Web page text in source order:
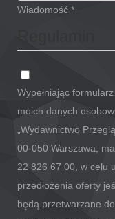
Wiadomość *
Wypełniając
moich danych
„Wydawnictwo
00-050 Warszawa,
22 826 67 00, w celu
przedłożenia oferty
będą przetwarzane